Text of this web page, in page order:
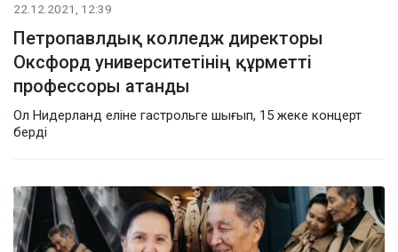
22.12.2021, 12:39
Петропавлдық колледж директоры
Оксфорд университетінің құрметті
профессоры атанды
Ол Нидерланд еліне гастрольге шығып, 15 жеке концерт
берді